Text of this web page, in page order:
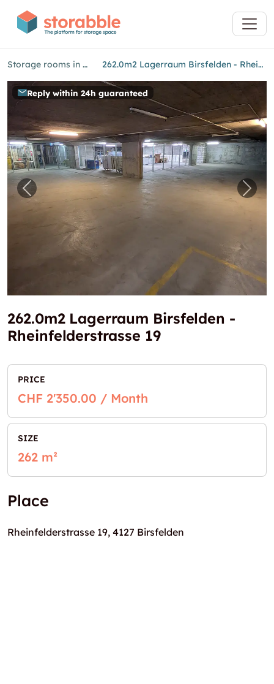
Storage rooms in Birsfelden 262.0m2 Lagerraum Birsfelden - Rheinfelderstrasse 19
Reply within 24h guaranteed
Previous image for "262.0m2 Lagerraum Next
262.0m2 Lagerraum Birsfelden -
Rheinfelderstrasse 19
PRICE
CHF 2'350.00 / Month
SIZE
262 m²
Place
Rheinfelderstrasse 19, 4127 Birsfelden